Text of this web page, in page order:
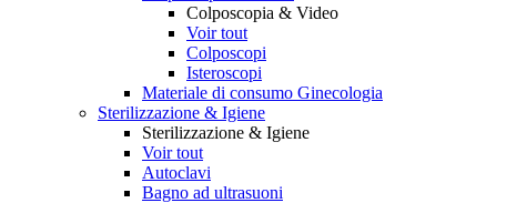
Colposcopia & Video
Voir tout
Colposcopi
Isteroscopi
Materiale di consumo Ginecologia
Sterilizzazione & Igiene
Sterilizzazione & Igiene
Voir tout
Autoclavi
Bagno ad ultrasuoni